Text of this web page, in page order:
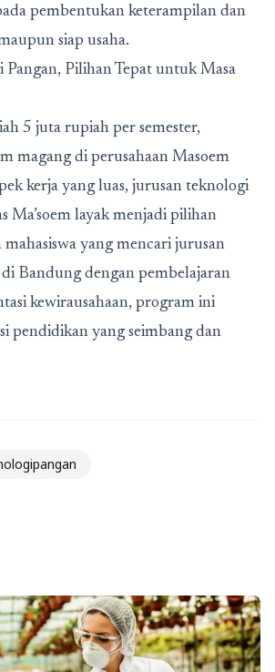
pembentukan keterampilan dan
siap usaha.
Pangan, Pilihan Tepat untuk Masa
5 juta rupiah per semester,
magang di perusahaan Masoem
kerja yang luas, jurusan teknologi
Ma’soem layak menjadi pilihan
yang mencari jurusan
Bandung dengan pembelajaran
kewirausahaan, program ini
pendidikan yang seimbang dan